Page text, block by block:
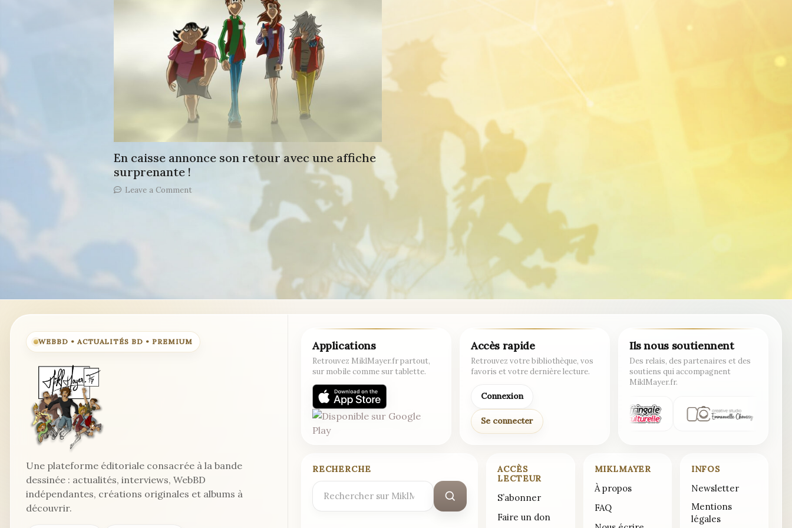
En caisse annonce son retour avec une affiche
surprenante !
Leave a Comment
WEBBD • ACTUALITÉS BD • PREMIUM
Une plateforme éditoriale consacrée à la bande
dessinée : actualités, interviews, WebBD
indépendantes, créations originales et albums à
découvrir.
Applications
Retrouvez MiklMayer.fr partout,
sur mobile comme sur tablette.
Accès rapide
Retrouvez votre bibliothèque, vos
favoris et votre dernière lecture.
Connexion
Se connecter
Ils nous soutiennent
Des relais, des partenaires et des
soutiens qui accompagnent
MiklMayer.fr.
RECHERCHE
Rechercher
ACCÈS
LECTEUR
S’abonner
Faire un don
MIKLMAYER
À propos
FAQ
INFOS
Newsletter
Mentions
légales